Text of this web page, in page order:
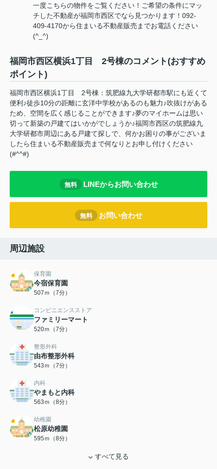
一度こちらの物件をご覧ください！ご希望の条件にマッ
チした不動産が福岡市西区でなら見つかります！092-
409-4170から住まいる不動産販売までお電話ください
(^_^)
福岡市西区横浜1丁目 2号棟のコメント(おすすめ
ポイント)
福岡市西区横浜1丁目 2号棟：筑肥線九大学研都市駅にも近くて
便利♪徒歩10分の距離に玄洋中学校があるのも魅力♪吹抜けがある
ため、空間を広く感じることができます♪夢のマイホームは思い
切って新築の戸建てはいかがでしょうか♪福岡市西区の筑肥線九
大学研都市周辺にある戸建て探しで、何かお困りの事がございま
したら住まいる不動産販売まで何なりとお申し付けください
(#^^#)
無料 LINEからお問い合わせ
無料 お問い合わせ
周辺施設
保育園
今宿保育園
507ｍ（7分）
コンビニエンスストア
ファミリーマート
520ｍ（7分）
整形外科
由布整形外科
543ｍ（7分）
内科
やまもと内科
563ｍ（8分）
幼稚園
松原幼稚園
595ｍ（8分）
すべて見る